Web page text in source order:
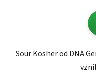
Sour Kosher od DNA